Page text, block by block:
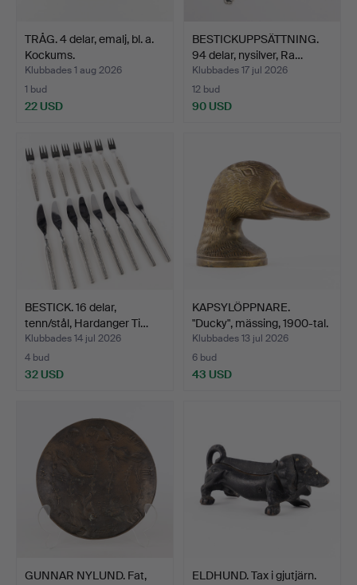
TRÅG. 4 delar, emalj, bl. a.
Kockums.
Klubbades 1 aug 2026
1 bud
22 USD
BESTICKUPPSÄTTNING.
94 delar, nysilver, Ra…
Klubbades 17 jul 2026
12 bud
90 USD
BESTICK. 16 delar,
tenn/stål, Hardanger Ti…
Klubbades 14 jul 2026
4 bud
32 USD
KAPSYLÖPPNARE.
"Ducky", mässing, 1900-tal.
Klubbades 13 jul 2026
6 bud
43 USD
GUNNAR NYLUND. Fat,
ELDHUND. Tax i gjutjärn.